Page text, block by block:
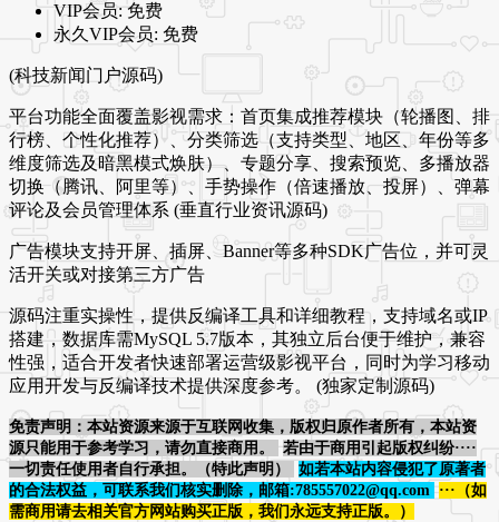
VIP会员:免费
永久VIP会员: 免费
(科技新闻门户源码)
平台功能全面覆盖影视需求：首页集成推荐模块（轮播图、排
行榜、个性化推荐）、分类筛选（支持类型、地区、年份等多
维度筛选及暗黑模式焕肤）、专题分享、搜索预览、多播放器
切换（腾讯、阿里等）、手势操作（倍速播放、投屏）、弹幕
评论及会员管理体系 (垂直行业资讯源码)
广告模块支持开屏、插屏、Banner等多种SDK广告位，并可灵
活开关或对接第三方广告
源码注重实操性，提供反编译工具和详细教程，支持域名或IP
搭建，数据库需MySQL 5.7版本，其独立后台便于维护，兼容
性强，适合开发者快速部署运营级影视平台，同时为学习移动
应用开发与反编译技术提供深度参考。 (独家定制源码)
免责声明：本站资源来源于互联网收集，版权归原作者所有，本站资
源只能用于参考学习，请勿直接商用。
若由于商用引起版权纠纷····
一切责任使用者自行承担。（特此声明）
如若本站内容侵犯了原著者
的合法权益，可联系我们核实删除，邮箱:785557022@qq.com ···（如
需商用请去相关官方网站购买正版，我们永远支持正版。）